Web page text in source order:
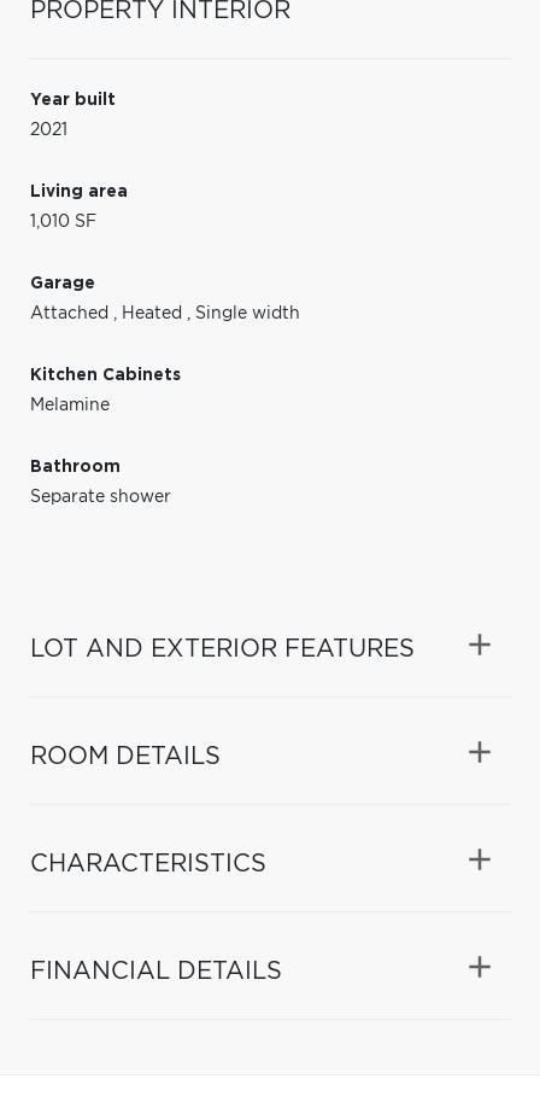
PROPERTY INTERIOR
Year built
2021
Living area
1,010 SF
Garage
Attached , Heated , Single width
Kitchen Cabinets
Melamine
Bathroom
Separate shower
LOT AND EXTERIOR FEATURES
ROOM DETAILS
CHARACTERISTICS
FINANCIAL DETAILS